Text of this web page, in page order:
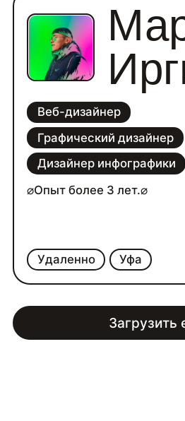
Удаленно Уфа
Веб-дизайнер
Графический дизайнер
Дизайнер инфографики
⌀Опыт более 3 лет.⌀
Загрузить